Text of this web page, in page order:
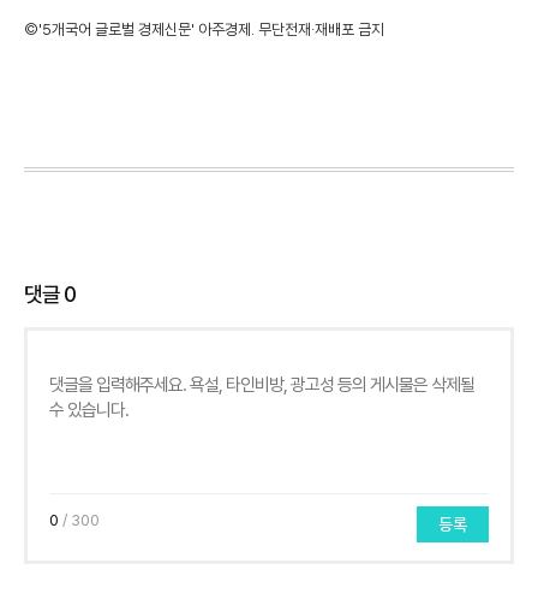
©'5개국어 글로벌 경제신문' 아주경제. 무단전재·재배포 금지
댓글0
0 / 300 등록